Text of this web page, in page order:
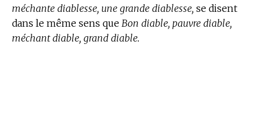
méchante diablesse, une grande diablesse, se disent
dans le même sens que Bon diable, pauvre diable,
méchant diable, grand diable.